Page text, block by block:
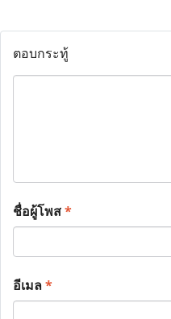
ตอบกระทู้
ชื่อผู้โพส*
อีเมล*